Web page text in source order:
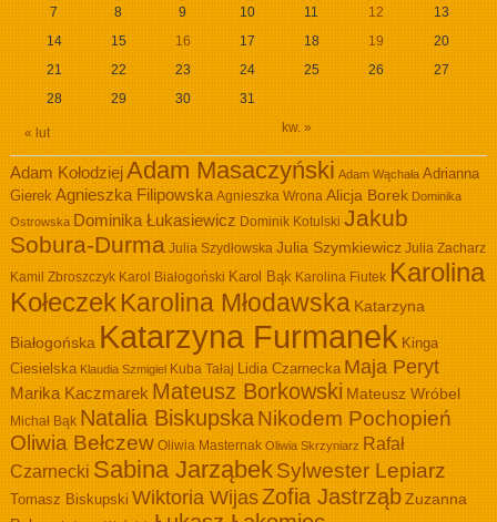
« lut kw. »
7
8 9 10 11 12
13
14
15 16 17 18 19
20
21
22 23 24 25 26
27
28
29 30 31
Adam KołodziejAdam Masaczyński Adam Wąchała Adrianna
Gierek Agnieszka Filipowska Agnieszka Wrona Alicja Borek Dominika
Ostrowska Dominika Łukasiewicz Dominik Kotulski Jakub
Sobura-Durma Julia Szydłowska Julia Szymkiewicz Julia Zacharz
Kamil Zbroszczyk Karol Białogoński Karol Bąk Karolina Fiutek Karolina
KołeczekKarolina Młodawska Katarzyna
Białogońska Katarzyna Furmanek Kinga
Ciesielska Klaudia Szmigiel Kuba Tałaj Lidia Czarnecka Maja Peryt
Marika Kaczmarek Mateusz Borkowski Mateusz Wróbel
Michał Bąk Natalia BiskupskaNikodem Pochopień
Oliwia Bełczew Oliwia Masternak Oliwia Skrzyniarz Rafał
Czarnecki Sabina JarząbekSylwester Lepiarz
Tomasz Biskupski Wiktoria WijasZofia JastrząbZuzanna